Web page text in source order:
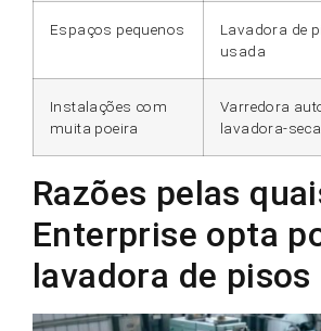
Espaços pequenos
Lavadora de
usada
Instalações com
muita poeira
Varredora
lavadora-
Razões pelas
Enterprise opta
lavadora de pisos